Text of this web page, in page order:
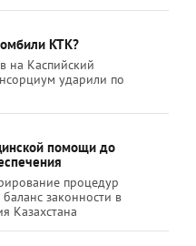
КТК?
на Каспийский
ударили по
помощи до
процедур
законности в
Казахстана